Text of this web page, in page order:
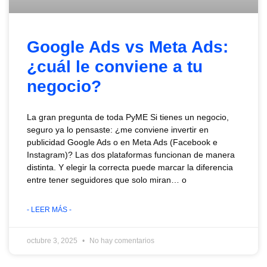
Google Ads vs Meta Ads:
¿cuál le conviene a tu
negocio?
La gran pregunta de toda PyME Si tienes un negocio,
seguro ya lo pensaste: ¿me conviene invertir en
publicidad Google Ads o en Meta Ads (Facebook e
Instagram)? Las dos plataformas funcionan de manera
distinta. Y elegir la correcta puede marcar la diferencia
entre tener seguidores que solo miran… o
- LEER MÁS -
octubre 3, 2025 No hay comentarios